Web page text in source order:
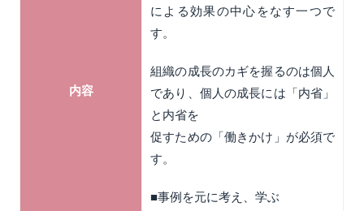
内容
による効果の中心をなす一つで
す。
組織の成長のカギを握るのは個人
であり、個人の成長には「内省」
と内省を
促すための「働きかけ」が必須で
す。
■事例を元に考え、学ぶ